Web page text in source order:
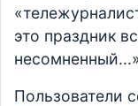
это праздник
Пользователи